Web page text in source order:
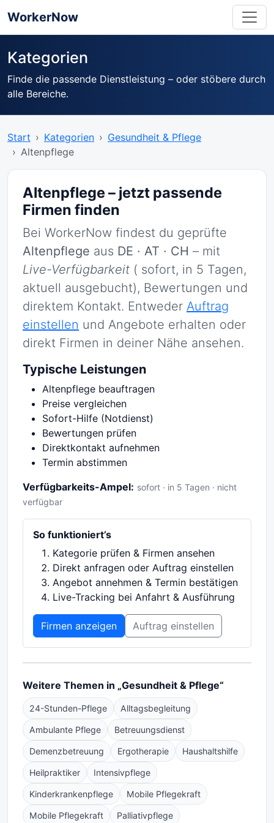
WorkerNow
Kategorien
Finde die passende Dienstleistung – oder stöbere durch
alle Bereiche.
Start Kategorien
Gesundheit & Pflege
Altenpflege
Altenpflege – jetzt passende
Firmen finden
Bei WorkerNow findest du geprüfte
Altenpflege aus DE · AT · CH – mit
Live-Verfügbarkeit ( sofort, in 5 Tagen,
aktuell ausgebucht), Bewertungen und
direktem Kontakt. Entweder Auftrag
einstellen und Angebote erhalten oder
direkt Firmen in deiner Nähe ansehen.
Typische Leistungen
Altenpflege beauftragen
Preise vergleichen
Sofort-Hilfe (Notdienst)
Bewertungen prüfen
Direktkontakt aufnehmen
Termin abstimmen
Verfügbarkeits-Ampel: sofort · in 5 Tagen · nicht
verfügbar
So funktioniert’s
Kategorie prüfen & Firmen ansehen
Direkt anfragen oder Auftrag einstellen
Angebot annehmen & Termin bestätigen
Live-Tracking bei Anfahrt & Ausführung
Firmen anzeigen Auftrag einstellen
Weitere Themen in „Gesundheit & Pflege“
24-Stunden-Pflege Alltagsbegleitung
Ambulante Pflege Betreuungsdienst
Demenzbetreuung Ergotherapie Haushaltshilfe
Heilpraktiker Intensivpflege
Kinderkrankenpflege Mobile Pflegekraft
Mobile Pflegekraft Palliativpflege